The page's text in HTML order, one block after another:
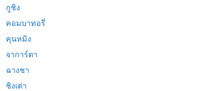
กูชิง
คอมบาทอรี่
คุนหมิง
จาการ์ตา
ฉางชา
ชิงเต่า